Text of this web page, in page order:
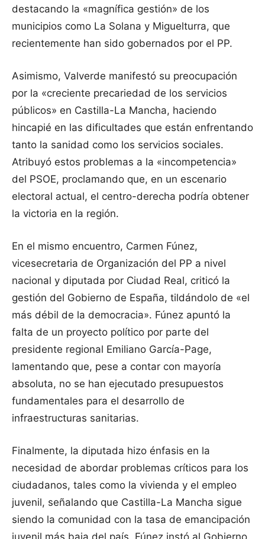
destacando la «magnífica gestión» de los
municipios como La Solana y Miguelturra, que
recientemente han sido gobernados por el PP.
Asimismo, Valverde manifestó su preocupación
por la «creciente precariedad de los servicios
públicos» en Castilla-La Mancha, haciendo
hincapié en las dificultades que están enfrentando
tanto la sanidad como los servicios sociales.
Atribuyó estos problemas a la «incompetencia»
del PSOE, proclamando que, en un escenario
electoral actual, el centro-derecha podría obtener
la victoria en la región.
En el mismo encuentro, Carmen Fúnez,
vicesecretaria de Organización del PP a nivel
nacional y diputada por Ciudad Real, criticó la
gestión del Gobierno de España, tildándolo de «el
más débil de la democracia». Fúnez apuntó la
falta de un proyecto político por parte del
presidente regional Emiliano García-Page,
lamentando que, pese a contar con mayoría
absoluta, no se han ejecutado presupuestos
fundamentales para el desarrollo de
infraestructuras sanitarias.
Finalmente, la diputada hizo énfasis en la
necesidad de abordar problemas críticos para los
ciudadanos, tales como la vivienda y el empleo
juvenil, señalando que Castilla-La Mancha sigue
siendo la comunidad con la tasa de emancipación
juvenil más baja del país. Fúnez instó al Gobierno